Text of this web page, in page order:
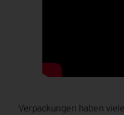
Verpackungen haben